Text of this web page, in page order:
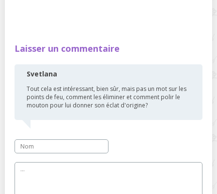
Laisser un commentaire
Svetlana
Tout cela est intéressant, bien sûr, mais pas un mot sur les
points de feu, comment les éliminer et comment polir le
mouton pour lui donner son éclat d'origine?